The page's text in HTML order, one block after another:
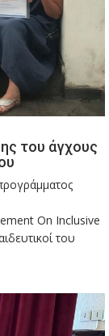
του άγχους
On Inclusive
του